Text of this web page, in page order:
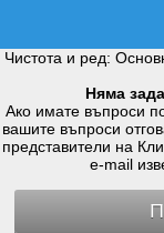
Чистота и ред:
Няма
Ако имате въпроси
вашите въпроси
представители на
e-mail